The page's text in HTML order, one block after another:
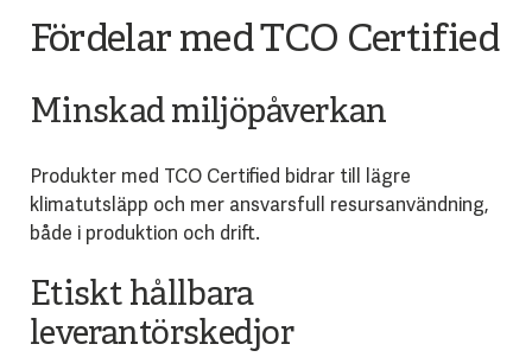
Fördelar med TCO Certified
Minskad miljöpåverkan
Produkter med TCO Certified bidrar till lägre
klimatutsläpp och mer ansvarsfull resursanvändning,
både i produktion och drift.
Etiskt hållbara
leverantörskedjor